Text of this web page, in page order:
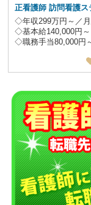
正看護師訪問看護
◇年収299万円～／月
◇基本給140,000円～
◇職務手当80,000円